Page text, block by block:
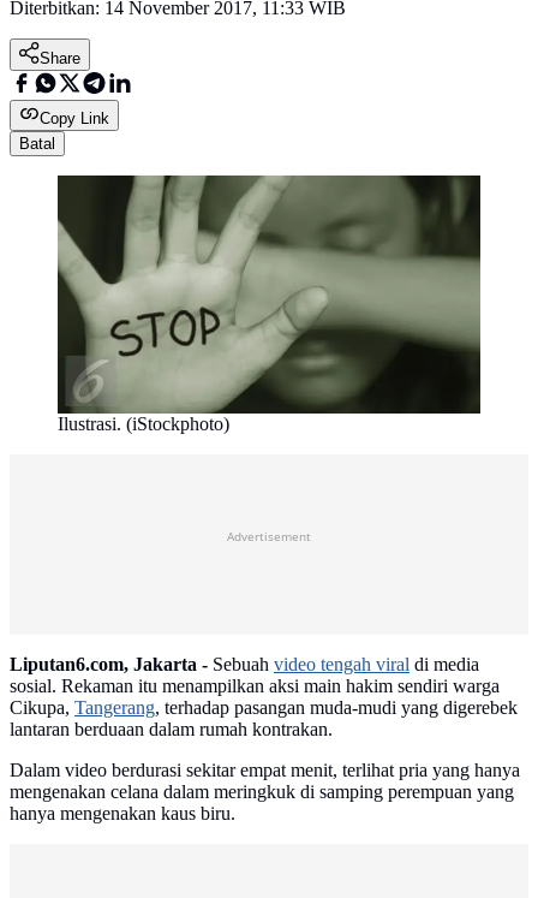
Diterbitkan: 14 November 2017, 11:33 WIB
Share
Copy Link
Batal
Ilustrasi. (iStockphoto)
Advertisement
Liputan6.com, Jakarta - Sebuah video tengah viral di media
sosial. Rekaman itu menampilkan aksi main hakim sendiri warga
Cikupa, Tangerang, terhadap pasangan muda-mudi yang digerebek
lantaran berduaan dalam rumah kontrakan.
Dalam video berdurasi sekitar empat menit, terlihat pria yang hanya
mengenakan celana dalam meringkuk di samping perempuan yang
hanya mengenakan kaus biru.